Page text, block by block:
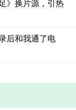
》换片源，引热
后和我通了电